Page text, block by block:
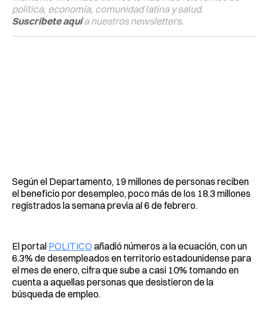
política, economía, comunidad latina y salud.
Suscríbete aquía nuestros newsletters.
Según el Departamento, 19 millones de personas reciben
el beneficio por desempleo, poco más de los 18.3 millones
registrados la semana previa al 6 de febrero.
El portal POLITICO añadió números a la ecuación, con un
6.3% de desempleados en territorio estadounidense para
el mes de enero, cifra que sube a casi 10% tomando en
cuenta a aquellas personas que desistieron de la
búsqueda de empleo.